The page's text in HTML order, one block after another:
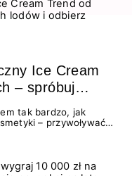
Ice Cream
– spróbuj
tak bardzo, jak
– przywoływać
to coś więcej niż
teksturę,